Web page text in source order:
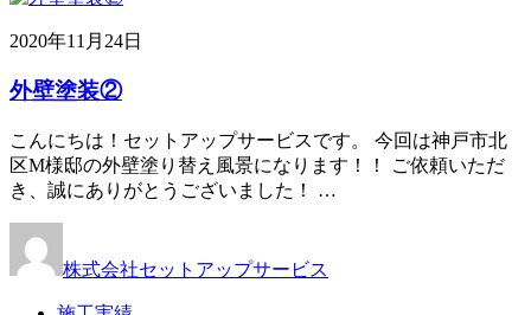
2020年11月24日
外壁塗装②
こんにちは！セットアップサービスです。 今回は神戸市北
区M様邸の外壁塗り替え風景になります！！ ご依頼いただ
き、誠にありがとうございました！ …
株式会社セットアップサービス